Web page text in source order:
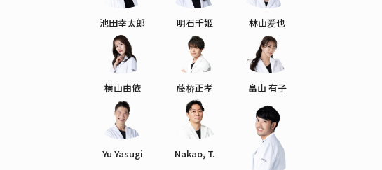
池田幸太郎 明石千姬 林山爱也
横山由依 藤桥正孝 畠山 有子
Yu Yasugi Nakao, T.